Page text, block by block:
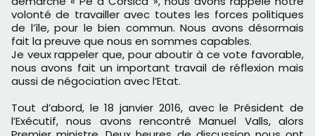
volonté de travailler avec toutes les forces politiques
de l’île, pour le bien commun. Nous avons désormais
fait la preuve que nous en sommes capables.
Je veux rappeler que, pour aboutir à ce vote favorable,
nous avons fait un important travail de réflexion mais
aussi de négociation avec l’Etat.
Tout d’abord, le 18 janvier 2016, avec le Président de
l’Exécutif, nous avons rencontré Manuel Valls, alors